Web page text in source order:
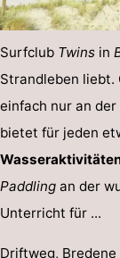
Surfclub Twins in
Strandleben liebt.
einfach nur an
bietet für jeden
Paddling an der
Unterricht für ...
Driftweg, Bredene